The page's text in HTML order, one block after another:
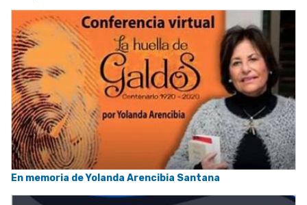
En memoria de Yolanda Arencibia Santana